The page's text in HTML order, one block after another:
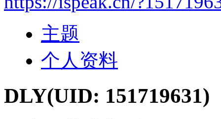
主题
个人资料
DLY(UID: 151719631)